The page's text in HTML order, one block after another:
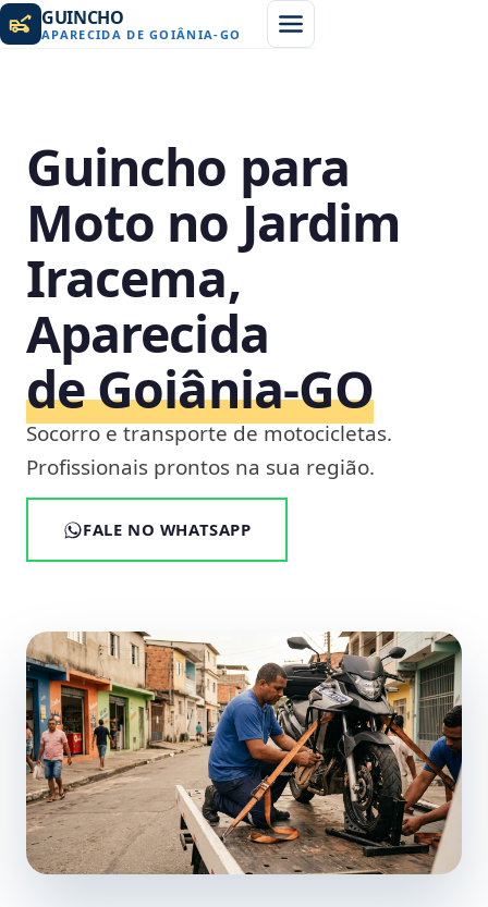
GUINCHO
APARECIDA DE GOIÂNIA-GO
Guincho para
Moto no Jardim
Iracema,
Aparecida
de Goiânia‑GO
Socorro e transporte de motocicletas.
Profissionais prontos na sua região.
FALE NO WHATSAPP